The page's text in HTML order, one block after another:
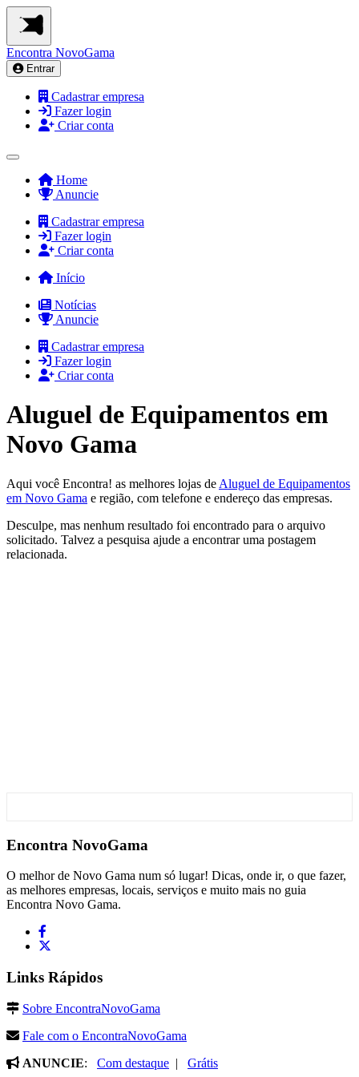
Encontra NovoGama
Entrar
Cadastrar empresa
Fazer login
Criar conta
Home
Anuncie
Cadastrar empresa
Fazer login
Criar conta
Início
Notícias
Anuncie
Cadastrar empresa
Fazer login
Criar conta
Aluguel de Equipamentos em
Novo Gama
Aqui você Encontra! as melhores lojas de Aluguel de Equipamentos
em Novo Gama e região, com telefone e endereço das empresas.
Desculpe, mas nenhum resultado foi encontrado para o arquivo
solicitado. Talvez a pesquisa ajude a encontrar uma postagem
relacionada.
Encontra NovoGama
O melhor de Novo Gama num só lugar! Dicas, onde ir, o que fazer,
as melhores empresas, locais, serviços e muito mais no guia
Encontra Novo Gama.
Links Rápidos
Sobre EncontraNovoGama
Fale com o EncontraNovoGama
ANUNCIE: Com destaque | Grátis